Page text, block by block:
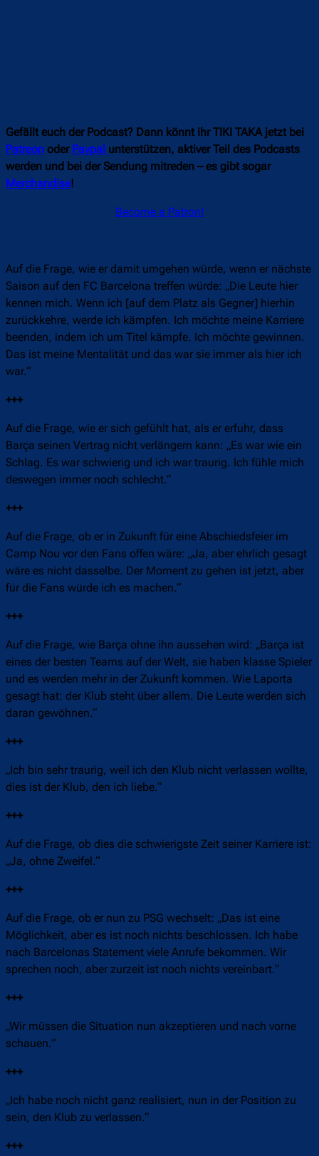
Gefällt euch der Podcast? Dann könnt ihr TIKI TAKA jetzt bei
Patreon oder Paypal unterstützen, aktiver Teil des Podcasts
werden und bei der Sendung mitreden – es gibt sogar
Merchandise!
Become a Patron!
Auf die Frage, wie er damit umgehen würde, wenn er nächste
Saison auf den FC Barcelona treffen würde: „Die Leute hier
kennen mich. Wenn ich [auf dem Platz als Gegner] hierhin
zurückkehre, werde ich kämpfen. Ich möchte meine Karriere
beenden, indem ich um Titel kämpfe. Ich möchte gewinnen.
Das ist meine Mentalität und das war sie immer als hier ich
war.“
+++
Auf die Frage, wie er sich gefühlt hat, als er erfuhr, dass
Barça seinen Vertrag nicht verlängern kann: „Es war wie ein
Schlag. Es war schwierig und ich war traurig. Ich fühle mich
deswegen immer noch schlecht.“
+++
Auf die Frage, ob er in Zukunft für eine Abschiedsfeier im
Camp Nou vor den Fans offen wäre: „Ja, aber ehrlich gesagt
wäre es nicht dasselbe. Der Moment zu gehen ist jetzt, aber
für die Fans würde ich es machen.“
+++
Auf die Frage, wie Barça ohne ihn aussehen wird: „Barça ist
eines der besten Teams auf der Welt, sie haben klasse Spieler
und es werden mehr in der Zukunft kommen. Wie Laporta
gesagt hat: der Klub steht über allem. Die Leute werden sich
daran gewöhnen.“
+++
„Ich bin sehr traurig, weil ich den Klub nicht verlassen wollte,
dies ist der Klub, den ich liebe.“
+++
Auf die Frage, ob dies die schwierigste Zeit seiner Karriere ist:
„Ja, ohne Zweifel.“
+++
Auf die Frage, ob er nun zu PSG wechselt: „Das ist eine
Möglichkeit, aber es ist noch nichts beschlossen. Ich habe
nach Barcelonas Statement viele Anrufe bekommen. Wir
sprechen noch, aber zurzeit ist noch nichts vereinbart.“
+++
„Wir müssen die Situation nun akzeptieren und nach vorne
schauen.“
+++
„Ich habe noch nicht ganz realisiert, nun in der Position zu
sein, den Klub zu verlassen.“
+++